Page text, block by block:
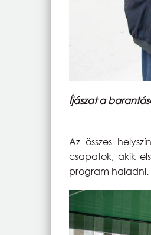
Íjászat a
Az összes
csapatok, akik
program haladni.